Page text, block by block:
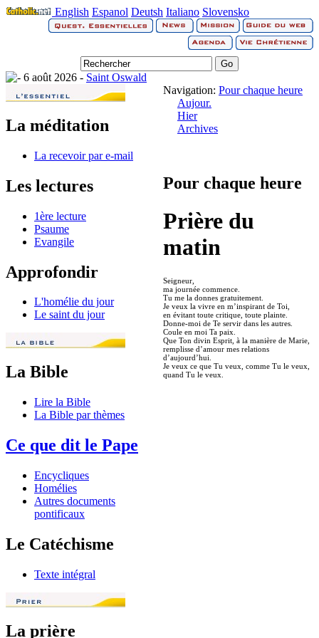
English Espanol Deutsh Italiano Slovensko
6 août 2026 - Saint Oswald
La méditation
La recevoir par e-mail
Les lectures
1ère lecture
Psaume
Evangile
Approfondir
L'homélie du jour
Le saint du jour
La Bible
Lire la Bible
La Bible par thèmes
Ce que dit le Pape
Encycliques
Homélies
Autres documents
pontificaux
Le Catéchisme
Texte intégral
La prière
Navigation: Pour chaque heure
Aujour.
Hier
Archives
Pour chaque heure
Prière du
matin
Seigneur,
ma journée commence.
Tu me la donnes gratuitement.
Je veux la vivre en m’inspirant de Toi,
en évitant toute critique, toute plainte.
Donne-moi de Te servir dans les autres.
Coule en moi Ta paix.
Que Ton divin Esprit, à la manière de Marie,
remplisse d’amour mes relations
d’aujourd’hui.
Je veux ce que Tu veux, comme Tu le veux,
quand Tu le veux.